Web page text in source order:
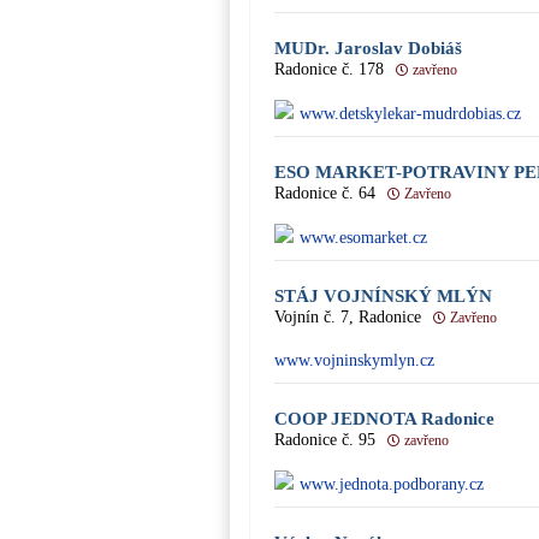
MUDr. Jaroslav Dobiáš
Radonice č. 178 zavřeno
www.detskylekar-mudrdobias.cz
ESO MARKET-POTRAVINY
Radonice č. 64 Zavřeno
www.esomarket.cz
STÁJ VOJNÍNSKÝ MLÝN
Vojnín č. 7, Radonice Zavřeno
www.vojninskymlyn.cz
COOP JEDNOTA Radonice
Radonice č. 95 zavřeno
www.jednota.podborany.cz